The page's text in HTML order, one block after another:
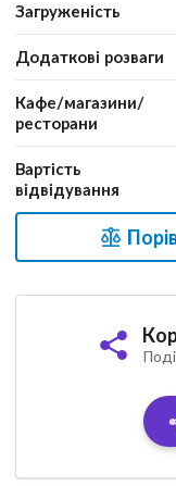
Загруженість
Додаткові розваги
Кафе/магазини/
ресторани
Вартість
відвідування